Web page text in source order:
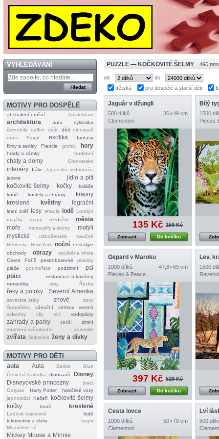
VYHLEDÁVÁNÍ
MOTIVY PRO DOSPĚLÉ
abstraktní umění Amsterdam
architektura auta
cyklistika
černobílé
delfíni déšť děti dinosauři
draci
Egypt exotika
fantasy
filmy a seriály
Francie gothic hory
hrady a zámky hudební
chaty a domy Chorvatsko
interiéry Itálie Japonsko
jednorožci
jezera
jídlo a pití
kočkovité šelmy
kočky
koláže
koně
kostely a chrámy
krajiny
kreslené
květiny legrační
lesní zvěř lesy letadla lodě Londýn
majáky
mapy medvědi
města
moře
motocykly a skútry
motýli
mystické
náboženské
naučné
Německo
New York noční nostalgie
obchody
obrazy
opuštěná místa
Orient
Paříž pestrobarevné
plakáty
pláže
podmořské podzimní
psi
ptáci
restaurace a kavárny
romantika
ryby Řecko
řeky a potoky Severní Amerika
severské státy snové
sovy
Španělsko
vánoční venkov
vesmír
videohry
víly vlci vodopády
zahrady a parky zátiší
zimní
znamení zvěrokruhu
Zozoville
zvířata železnice ženy a dívky
MOTIVY PRO DĚTI
auta Auta Barbie
Blue
Červená karkulka
dinosauři
Disney
Disneyovské princezny
draci
Gorjuss
Harry Potter
hasičské vozy
jednorožci
Kačeři
kočkovité šelmy
kočky
koně kreslené
Ledové království
lodě
lokomotivy a vlaky
mapy
Medvídek Pú
Mickey Mouse a Minnie
PUZZLE — KOČKOVITÉ ŠELMY 490
od
do
dětská
pro dospělé a starší děti
Jaguár v džungli
500 dílků
36 × 49 cm
Clementoni
135 Kč 159 Kč
Do košíku
Zobrazit
Bílý
1500
Pieces
Gepard v Maroku
1000 dílků
47,8 × 69 cm
Pieces & Peace
397 Kč 529 Kč
Do košíku
Zobrazit
Lev,
1500
Cesta lovce
1000 dílků
50 × 70 cm
Clementoni
Lví
500